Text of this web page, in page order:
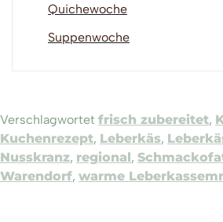
Quichewoche
Suppenwoche
Verschlagwortet frisch zubereitet,
Kuchenrezept, Leberkäs,
Nusskranz, regional ,
Warendorf, warme